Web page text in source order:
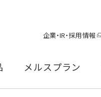
企業・IR・採用情報
メルスプラン